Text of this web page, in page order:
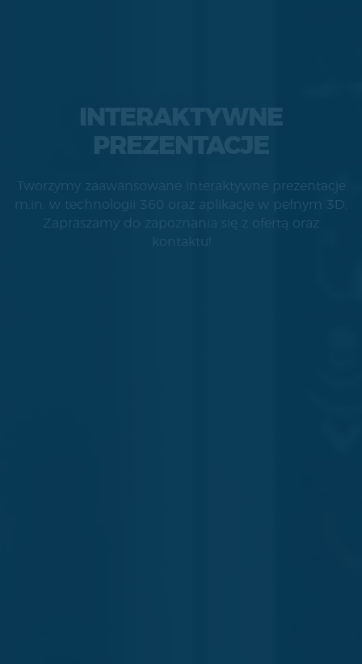
INTERAKTYWNE
PREZENTACJE
Tworzymy zaawansowane interaktywne prezentacje
m.in. w technologii 360 oraz aplikacje w pełnym 3D.
Zapraszamy do zapoznania się z ofertą oraz
kontaktu!